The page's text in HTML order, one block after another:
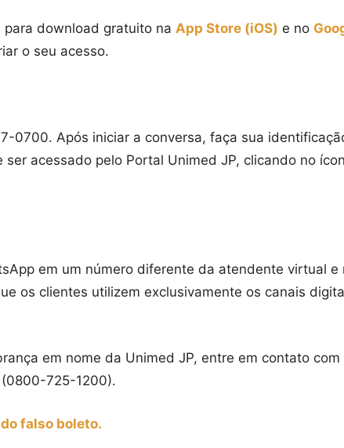
download gratuito na App Store (iOS) e no
o seu acesso.
0700. Após iniciar a conversa, faça sua
ser acessado pelo Portal Unimed JP, clicando no
em um número diferente da atendente virtual e
os clientes utilizem exclusivamente os canais
em nome da Unimed JP, entre em contato
(0800-725-1200).
falso boleto.